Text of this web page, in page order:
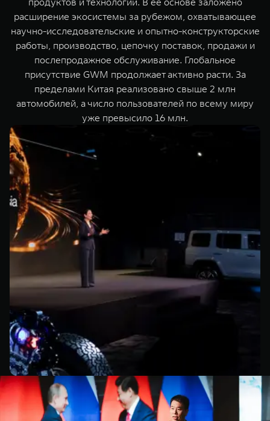
расширение экосистемы за рубежом, охватывающее
научно-исследовательские и опытно-конструкторские
работы, производство, цепочку поставок, продажи и
послепродажное обслуживание. Глобальное
присутствие GWM продолжает активно расти. За
пределами Китая реализовано свыше 2 млн
автомобилей, а число пользователей по всему миру
уже превысило 16 млн.